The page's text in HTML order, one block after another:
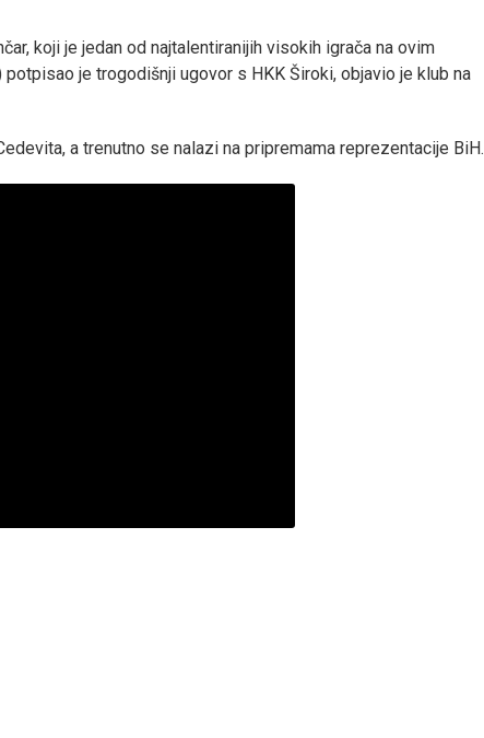
koji je jedan od najtalentiranijih visokih igrača na ovim
je trogodišnji ugovor s HKK Široki, objavio je klub na
a trenutno se nalazi na pripremama reprezentacije BiH.